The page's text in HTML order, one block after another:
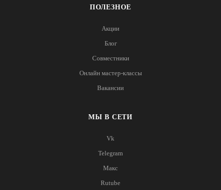
ПОЛЕЗНОЕ
Акции
Блог
Совместники
Онлайн мастер-классы
Вакансии
МЫ В СЕТИ
Vk
Telegram
Макс
Rutube